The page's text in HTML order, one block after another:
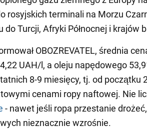
rosyjskich terminali na Morzu
Turcji, Afryki Północnej i krajów
OBOZREVATEL, średnia
UAH/l, a oleju napędowego
8-9 miesięcy, tj. od początku
cenami ropy naftowej. Nie
- nawet jeśli ropa przestanie
nieznacznie wzrośnie.